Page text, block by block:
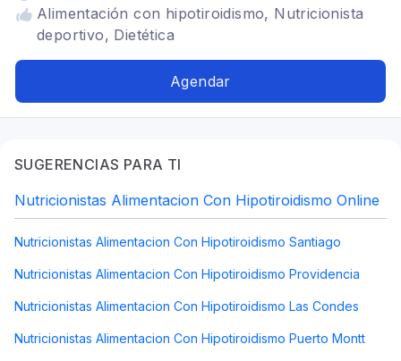
Alimentación con hipotiroidismo, Nutricionista
deportivo, Dietética
Agendar
SUGERENCIAS PARA TI
Nutricionistas Alimentacion Con Hipotiroidismo Online
Nutricionistas Alimentacion Con Hipotiroidismo Santiago
Nutricionistas Alimentacion Con Hipotiroidismo Providencia
Nutricionistas Alimentacion Con Hipotiroidismo Las Condes
Nutricionistas Alimentacion Con Hipotiroidismo Puerto Montt